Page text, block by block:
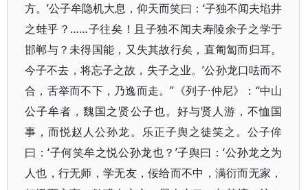
方。’公子牟隐机大息，仰天而笑曰：‘子独不闻夫埳井
之蛙乎？……子往矣！且子独不闻夫寿陵余子之学于
邯郸与？未得国能，又失其故行矣，直匍匐而归耳。
今子不去，将忘子之故，失子之业。’公孙龙口呿而不
合，舌举而不下，乃逸而走。”《列子·仲尼》：“中山
公子牟者，魏国之贤公子也。好与贤人游，不恤国
事，而悦赵人公孙龙。乐正子舆之徒笑之。公子侔
曰：‘子何笑牟之悦公孙龙也？’子舆曰：‘公孙龙之为
人也，行无师，学无友，佞给而不中，满衍而无家，